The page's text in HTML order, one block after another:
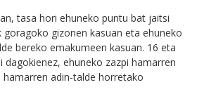
tasa hori ehuneko puntu bat jaitsi
gizonen kasuan eta ehuneko
bereko emakumeen kasuan. 16 eta
ehuneko zazpi hamarren
adin-talde horretako